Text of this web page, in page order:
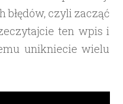
czyli zacząć
ten wpis i
unikniecie wielu